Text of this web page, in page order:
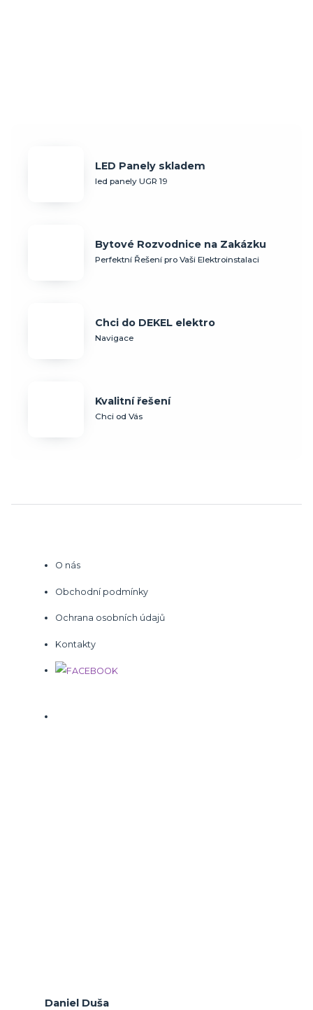
LED Panely skladem
led panely UGR 19
Bytové Rozvodnice na Zakázku
Perfektní Řešení pro Vaši Elektroinstalaci
Chci do DEKEL elektro
Navigace
Kvalitní řešení
Chci od Vás
O nás
Obchodní podmínky
Ochrana osobních údajů
Kontakty
Daniel Duša